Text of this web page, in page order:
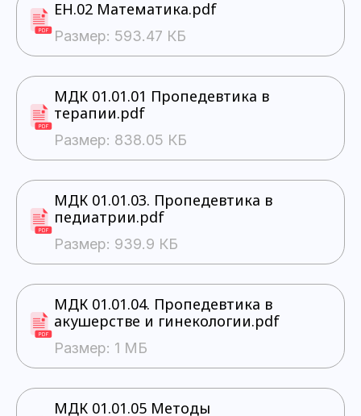
ЕН.02 Математика.pdf
Размер: 593.47 КБ
МДК 01.01.01 Пропедевтика в
терапии.pdf
Размер: 838.05 КБ
МДК 01.01.03. Пропедевтика в
педиатрии.pdf
Размер: 939.9 КБ
МДК 01.01.04. Пропедевтика в
акушерстве и гинекологии.pdf
Размер: 1 МБ
МДК 01.01.05 Методы